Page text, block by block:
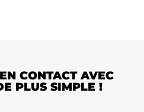
CONTACT AVEC
PLUS SIMPLE !